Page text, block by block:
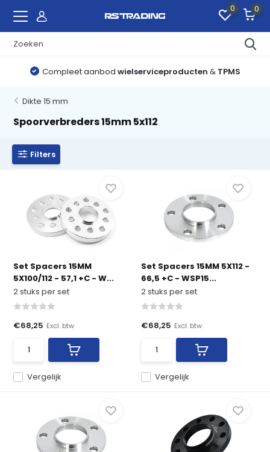
0 0
Compleet aanbod wielserviceproducten & TPMS
Dikte 15 mm
Spoorverbreders 15mm 5x112
Filters
Set Spacers 15MM
5X100/112 - 57,1 +C - W...
2 stuks per set
Vergelijk
€68,25 Excl. btw
Set Spacers 15MM 5X112 -
66,5 +C - WSP15...
2 stuks per set
Vergelijk
€68,25 Excl. btw